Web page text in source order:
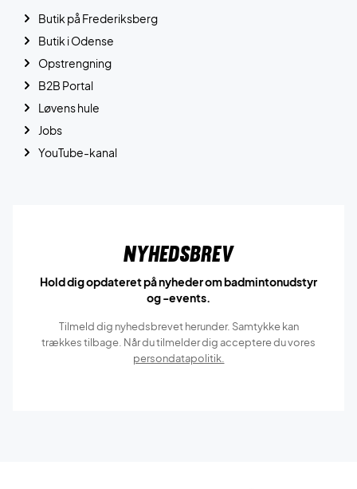
Butik på Frederiksberg
Butik i Odense
Opstrengning
B2B Portal
Løvens hule
Jobs
YouTube-kanal
Nyhedsbrev
Hold dig opdateret på nyheder om badmintonudstyr
og -events.
Tilmeld dig nyhedsbrevet herunder. Samtykke kan
trækkes tilbage. Når du tilmelder dig acceptere du vores
persondatapolitik.